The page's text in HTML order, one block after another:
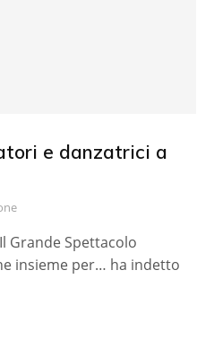
e danzatrici a
Grande Spettacolo
insieme per… ha indetto